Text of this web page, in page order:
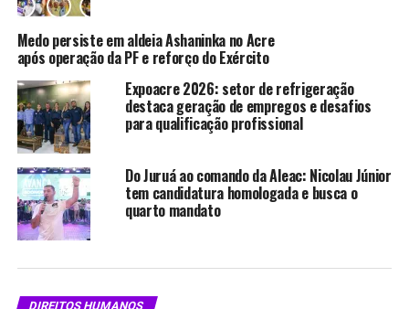
O empreendimento faz parte do planejamento
habitacional iniciado na gestão de Tião Bocalom. Com a
transmissão do cargo para Alysson Bestene, a Prefeitura
manteve a execução dos projetos já estruturados, com
acompanhamento das equipes técnicas para garantir a
entrega das unidades às famílias contempladas.
Minha Casa, Minha Vida. A seleção será feita após análise
e classificação conforme critérios dos órgãos
responsáveis, incluindo a Secretaria de Assistência
Medo persiste em aldeia Ashaninka no Acre
após operação da PF e reforço do Exército
Expoacre 2026: setor de refrigeração
destaca geração de empregos e desafios
para qualificação profissional
Do Juruá ao comando da Aleac: Nicolau Júnior
tem candidatura homologada e busca o
quarto mandato
DIREITOS HUMANOS